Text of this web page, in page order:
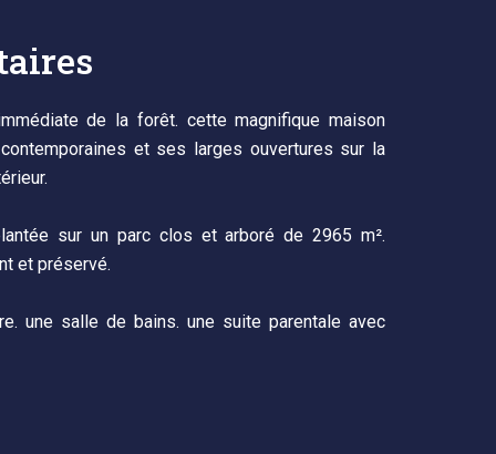
de la forêt. cette magnifique maison
et ses larges ouvertures sur la
sur un parc clos et arboré de 2965 m².
et préservé.
une salle de bains. une suite parentale avec